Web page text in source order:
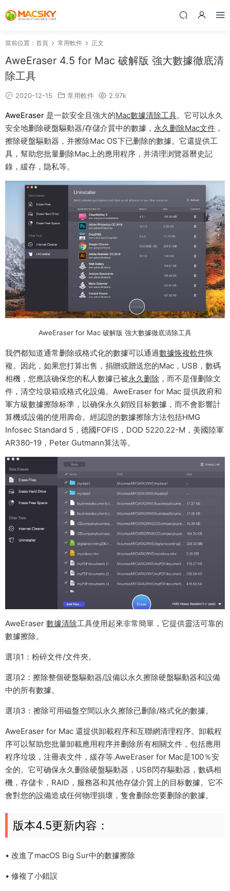
當前位置： 首頁 常用軟件 正文
AweEraser 4.5 for Mac 破解版 強大數據徹底清
除工具
2020-12-15 常用軟件 2.97k
AweEraser 是一款安全且強大的Mac數據清除工具。它可以永久
安全地删除硬盤驅動器/存儲介質中的數據， 永久删除Mac文件 ，
擦除硬盤驅動器，并擦除Mac OS下已删除的數據。它還提供工
具，幫助您批量删除Mac上的應用程序，并清理浏覽器曆史記
錄，緩存，隐私等。
AweEraser for Mac 破解版 強大數據徹底清除工具
我們都知道通常删除或格式化的數據可以通過數據恢複軟件恢
複。因此，如果您打算出售，捐贈或贈送您的Mac，USB，數碼
相機，您應該确保您的私人數據已被永久删除 ，而不是僅删除文
件，清空垃圾箱或格式化設備。AweEraser for Mac 提供政府和
軍方級數據擦除标準，以确保永久銷毀目标數據，而不會影響計
算機或設備的使用壽命。經認證的數據擦除方法包括HMG
Infosec Standard 5，德國FOFIS，DOD 5220.22-M，美國陸軍
AR380-19，Peter Gutmann算法等。
AweEraser 數據清除工具使用起來非常簡單，它提供靈活可靠的
數據擦除。
選項1：粉碎文件/文件夾。
選項2：擦除整個硬盤驅動器/設備以永久擦除硬盤驅動器和設備
中的所有數據。
選項3：擦除可用磁盤空間以永久擦除已删除/格式化的數據。
AweEraser for Mac 還提供卸載程序和互聯網清理程序。卸載程
序可以幫助您批量卸載應用程序并删除所有相關文件，包括應用
程序垃圾，注冊表文件，緩存等.AweEraser for Mac是100％安
全的。它可确保永久删除硬盤驅動器，USB閃存驅動器，數碼相
機，存儲卡，RAID，服務器和其他存儲介質上的目标數據。它不
會對您的設備造成任何物理損壞，隻會删除您要删除的數據。
版本4.5更新内容：
• 改進了macOS Big Sur中的數據擦除
• 修複了小錯誤